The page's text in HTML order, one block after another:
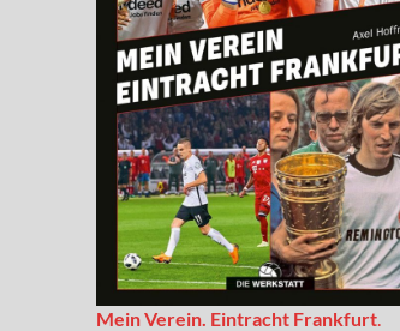
Mein Verein. Eintracht Frankfurt.